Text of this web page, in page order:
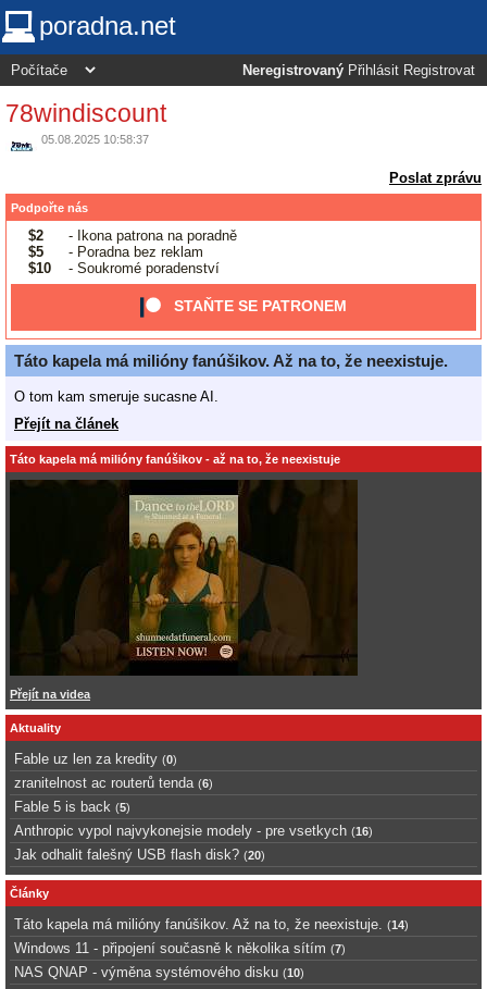
poradna.net
Neregistrovaný Přihlásit Registrovat
78windiscount
05.08.2025 10:58:37
Poslat zprávu
Podpořte nás
$2
- Ikona patrona na poradně
$5
- Poradna bez reklam
$10
- Soukromé poradenství
STAŇTE SE PATRONEM
Táto kapela má milióny fanúšikov. Až na to, že neexistuje.
O tom kam smeruje sucasne AI.
Přejít na článek
Táto kapela má milióny fanúšikov - až na to, že neexistuje
Přejít na videa
Aktuality
Fable uz len za kredity (0)
zranitelnost ac routerů tenda (6)
Fable 5 is back (5)
Anthropic vypol najvykonejsie modely - pre vsetkych (16)
Jak odhalit falešný USB flash disk? (20)
Články
Táto kapela má milióny fanúšikov. Až na to, že neexistuje. (14)
Windows 11 - připojení současně k několika sítím (7)
NAS QNAP - výměna systémového disku (10)